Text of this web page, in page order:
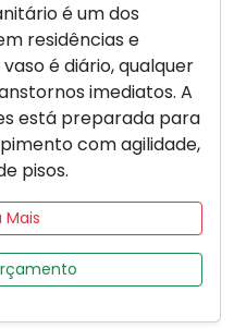
é um dos
residências e
é diário, qualquer
imediatos. A
está preparada para
com agilidade,
pisos.
Mais